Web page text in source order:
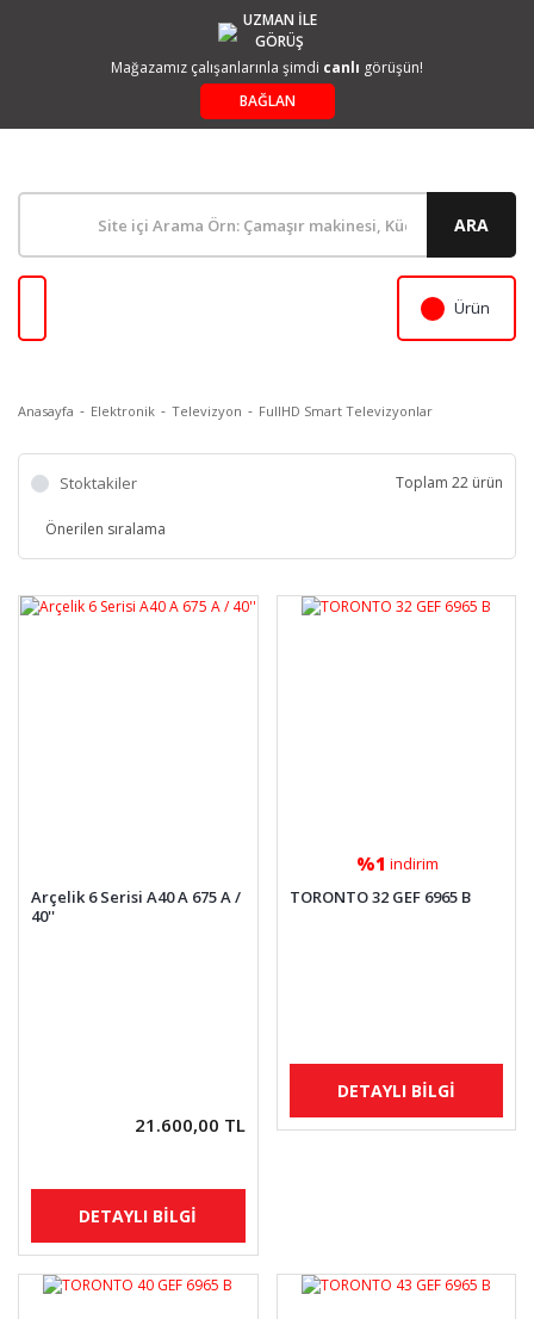
UZMAN İLE
GÖRÜŞ
Mağazamız çalışanlarınla şimdi canlı görüşün!
BAĞLAN
ARA
Ürün
Anasayfa Elektronik Televizyon FullHD Smart Televizyonlar
Stoktakiler Toplam 22 ürün
Arçelik 6 Serisi A40 A 675 A /
40''
21.600,00 TL
DETAYLI BİLGİ
%1 indirim
TORONTO 32 GEF 6965 B
DETAYLI BİLGİ